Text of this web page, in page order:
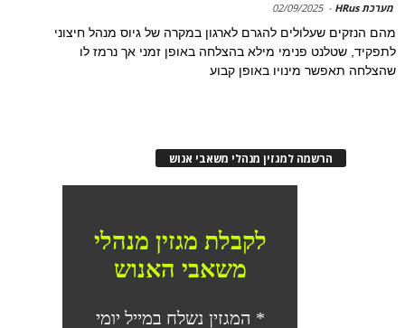
מערכת HRus -
02/09/2025
מהם הנזקים שעלולים להגרם לארגון במקרה של גיוס מנהל חיצוני
לתפקיד, שטלנט פנימי מילא בהצלחה באופן זמני אך נרמז לו
שהצלחה תאפשר מינויו באופן קבוע
הרשמה למגזין מנהלי משאבי אנוש